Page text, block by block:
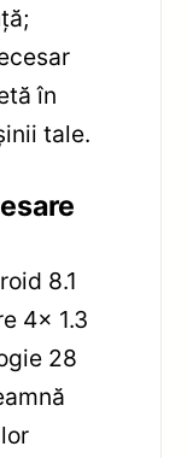
în
tale.
8.1
4x 1.3
28